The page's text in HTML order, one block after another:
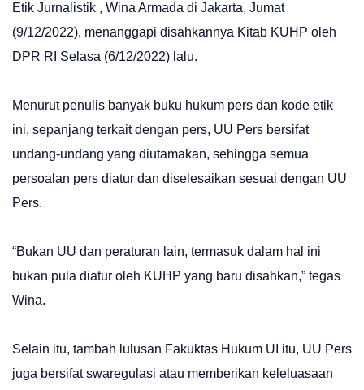
Etik Jurnalistik , Wina Armada di Jakarta, Jumat
(9/12/2022), menanggapi disahkannya Kitab KUHP oleh
DPR RI Selasa (6/12/2022) lalu.
Menurut penulis banyak buku hukum pers dan kode etik
ini, sepanjang terkait dengan pers, UU Pers bersifat
undang-undang yang diutamakan, sehingga semua
persoalan pers diatur dan diselesaikan sesuai dengan UU
Pers.
“Bukan UU dan peraturan lain, termasuk dalam hal ini
bukan pula diatur oleh KUHP yang baru disahkan,” tegas
Wina.
Selain itu, tambah lulusan Fakuktas Hukum UI itu, UU Pers
juga bersifat swaregulasi atau memberikan keleluasaan